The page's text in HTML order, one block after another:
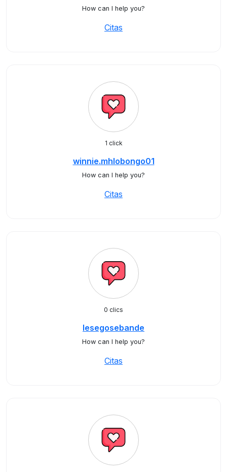
How can I help you?
Citas
1 click
winnie.mhlobongo01
How can I help you?
Citas
0 clics
lesegosebande
How can I help you?
Citas